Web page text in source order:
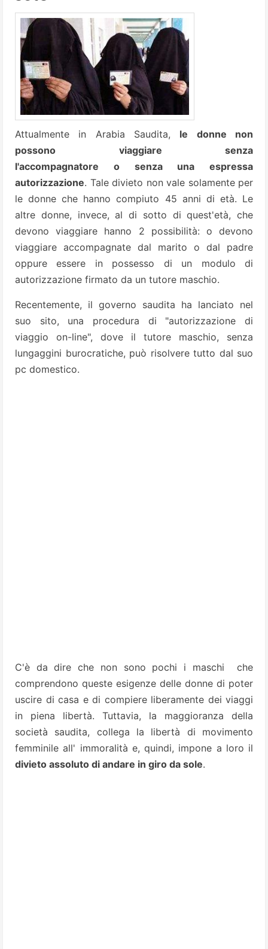
Attualmente in Arabia Saudita, le donne non
possono viaggiare senza
l'accompagnatore o senza una espressa
autorizzazione. Tale divieto non vale solamente per
le donne che hanno compiuto 45 anni di età. Le
altre donne, invece, al di sotto di quest'età, che
devono viaggiare hanno 2 possibilità: o devono
viaggiare accompagnate dal marito o dal padre
oppure essere in possesso di un modulo di
autorizzazione firmato da un tutore maschio.
Recentemente, il governo saudita ha lanciato nel
suo sito, una procedura di "autorizzazione di
viaggio on-line", dove il tutore maschio, senza
lungaggini burocratiche, può risolvere tutto dal suo
pc domestico.
C'è da dire che non sono pochi i maschi che
comprendono queste esigenze delle donne di poter
uscire di casa e di compiere liberamente dei viaggi
in piena libertà. Tuttavia, la maggioranza della
società saudita, collega la libertà di movimento
femminile all' immoralità e, quindi, impone a loro il
divieto assoluto di andare in giro da sole.